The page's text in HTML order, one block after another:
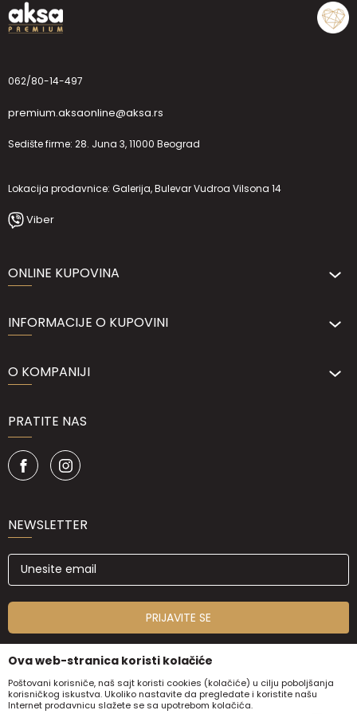
062/80-14-497
premium.aksaonline@aksa.rs
Sedište firme: 28. Juna 3, 11000 Beograd
Lokacija prodavnice: Galerija, Bulevar Vudroa Vilsona 14
Viber
ONLINE KUPOVINA
INFORMACIJE O KUPOVINI
O KOMPANIJI
PRATITE NAS
NEWSLETTER
PRIJAVITE SE
Ova web-stranica koristi kolačiće
Poštovani korisniče, naš sajt koristi cookies (kolačiće) u cilju poboljšanja
korisničkog iskustva. Ukoliko nastavite da pregledate i koristite našu
Internet prodavnicu slažete se sa upotrebom kolačića.